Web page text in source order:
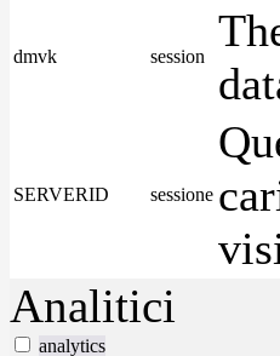
dmvk session
SERVERID sessione
Analitici
analytics